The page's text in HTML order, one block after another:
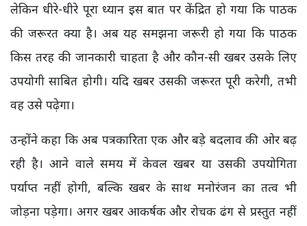
लेकिन धीरे-धीरे पूरा ध्यान इस बात पर केंद्रित हो गया कि पाठक
की जरूरत क्या है। अब यह समझना जरूरी हो गया कि पाठक
किस तरह की जानकारी चाहता है और कौन-सी खबर उसके लिए
उपयोगी साबित होगी। यदि खबर उसकी जरूरत पूरी करेगी, तभी
वह उसे पढ़ेगा।
उन्होंने कहा कि अब पत्रकारिता एक और बड़े बदलाव की ओर बढ़
रही है। आने वाले समय में केवल खबर या उसकी उपयोगिता
पर्याप्त नहीं होगी, बल्कि खबर के साथ मनोरंजन का तत्व भी
जोड़ना पड़ेगा। अगर खबर आकर्षक और रोचक ढंग से प्रस्तुत नहीं